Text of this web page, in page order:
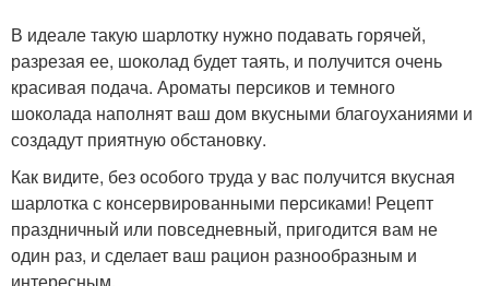
В идеале такую шарлотку нужно подавать горячей,
разрезая ее, шоколад будет таять, и получится очень
красивая подача. Ароматы персиков и темного
шоколада наполнят ваш дом вкусными благоуханиями и
создадут приятную обстановку.
Как видите, без особого труда у вас получится вкусная
шарлотка с консервированными персиками! Рецепт
праздничный или повседневный, пригодится вам не
один раз, и сделает ваш рацион разнообразным и
интересным.